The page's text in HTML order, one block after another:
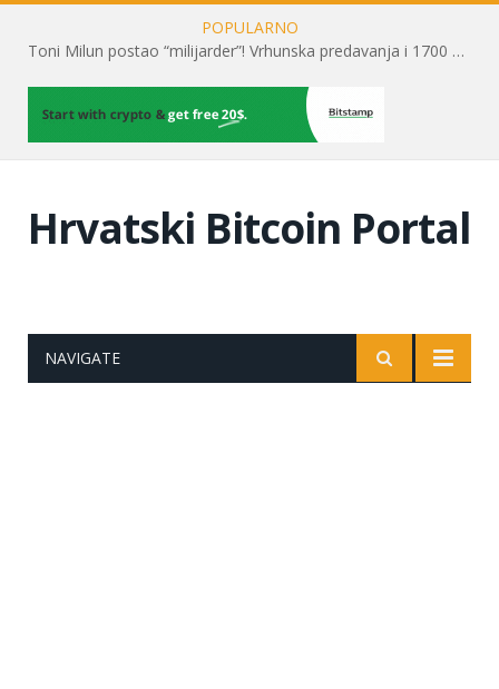
POPULARNO
Toni Milun postao “milijarder”! Vrhunska predavanja i 1700 posjetitelja obilježili su mjesec financijske pismenosti
Hrvatski Bitcoin Portal
NAVIGATE